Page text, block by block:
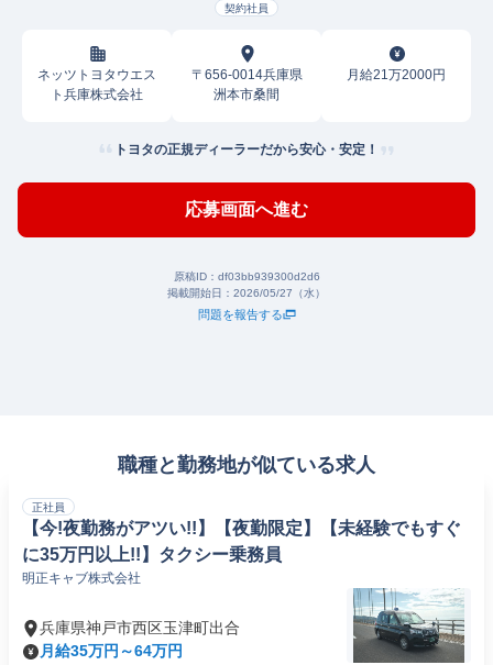
契約社員
ネッツトヨタウエス
ト兵庫株式会社
〒656-0014兵庫県
洲本市桑間
月給21万2000円
トヨタの正規ディーラーだから安心・安定！
応募画面へ進む
原稿ID： df03bb939300d2d6
掲載開始日： 2026/05/27（水）
問題を報告する
職種と勤務地が似ている求人
正社員
【今!夜勤務がアツい!!】【夜勤限定】【未経験でもすぐ
に35万円以上!!】タクシー乗務員
明正キャブ株式会社
兵庫県神戸市西区玉津町出合
月給35万円～64万円